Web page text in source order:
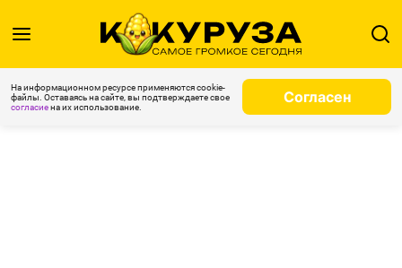
На информационном ресурсе применяются cookie-
файлы. Оставаясь на сайте, вы подтверждаете свое
согласиена их использование.
Согласен